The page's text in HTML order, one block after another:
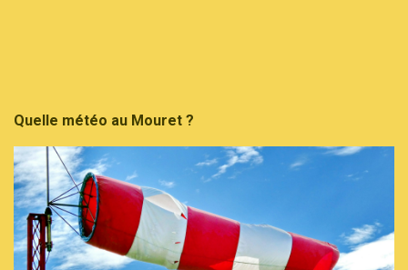
Quelle météo au Mouret ?